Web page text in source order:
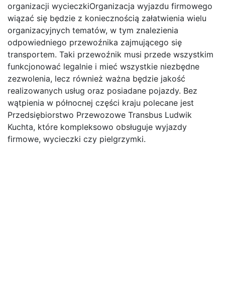
organizacji wycieczkiOrganizacja wyjazdu firmowego
wiązać się będzie z koniecznością załatwienia wielu
organizacyjnych tematów, w tym znalezienia
odpowiedniego przewoźnika zajmującego się
transportem. Taki przewoźnik musi przede wszystkim
funkcjonować legalnie i mieć wszystkie niezbędne
zezwolenia, lecz również ważna będzie jakość
realizowanych usług oraz posiadane pojazdy. Bez
wątpienia w północnej części kraju polecane jest
Przedsiębiorstwo Przewozowe Transbus Ludwik
Kuchta, które kompleksowo obsługuje wyjazdy
firmowe, wycieczki czy pielgrzymki.